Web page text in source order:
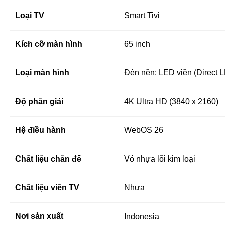
Loại TV Smart Tivi
Kích cỡ màn hình 65 inch
Loại màn hình Đèn nền: LED viền (Direct
Độ phân giải 4K Ultra HD (3840 x 2160)
Hệ điều hành WebOS 26
Chất liệu chân đế Vỏ nhựa lõi kim loại
Chất liệu viền TV Nhựa
Nơi sản xuất Indonesia